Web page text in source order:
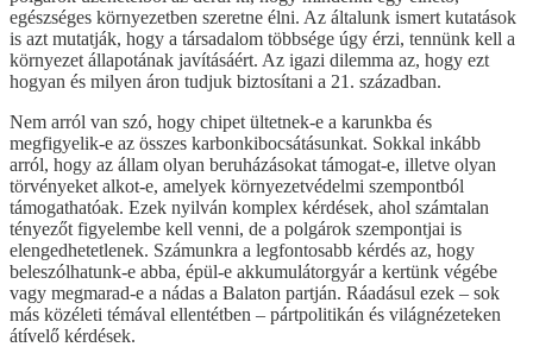
egészséges környezetben szeretne élni. Az általunk ismert kutatások
is azt mutatják, hogy a társadalom többsége úgy érzi, tennünk kell a
környezet állapotának javításáért. Az igazi dilemma az, hogy ezt
hogyan és milyen áron tudjuk biztosítani a 21. században.
Nem arról van szó, hogy chipet ültetnek-e a karunkba és
megfigyelik-e az összes karbonkibocsátásunkat. Sokkal inkább
arról, hogy az állam olyan beruházásokat támogat-e, illetve olyan
törvényeket alkot-e, amelyek környezetvédelmi szempontból
támogathatóak. Ezek nyilván komplex kérdések, ahol számtalan
tényezőt figyelembe kell venni, de a polgárok szempontjai is
elengedhetetlenek. Számunkra a legfontosabb kérdés az, hogy
beleszólhatunk-e abba, épül-e akkumulátorgyár a kertünk végébe
vagy megmarad-e a nádas a Balaton partján. Ráadásul ezek – sok
más közéleti témával ellentétben – pártpolitikán és világnézeteken
átívelő kérdések.